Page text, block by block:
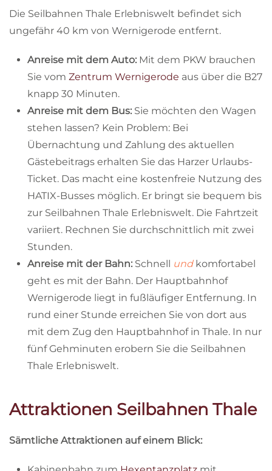
Die Seilbahnen Thale Erlebniswelt befindet sich
ungefähr 40 km von Wernigerode entfernt.
Anreise mit dem Auto: Mit dem PKW brauchen
Sie vom Zentrum Wernigerode aus über die B27
knapp 30 Minuten.
Anreise mit dem Bus: Sie möchten den Wagen
stehen lassen? Kein Problem: Bei
Übernachtung und Zahlung des aktuellen
Gästebeitrags erhalten Sie das Harzer Urlaubs-
Ticket. Das macht eine kostenfreie Nutzung des
HATIX-Busses möglich. Er bringt sie bequem bis
zur Seilbahnen Thale Erlebniswelt. Die Fahrtzeit
variiert. Rechnen Sie durchschnittlich mit zwei
Stunden.
Anreise mit der Bahn: Schnell undkomfortabel
geht es mit der Bahn. Der Hauptbahnhof
Wernigerode liegt in fußläufiger Entfernung. In
rund einer Stunde erreichen Sie von dort aus
mit dem Zug den Hauptbahnhof in Thale. In nur
fünf Gehminuten erobern Sie die Seilbahnen
Thale Erlebniswelt.
Attraktionen Seilbahnen Thale
Sämtliche Attraktionen auf einem Blick: